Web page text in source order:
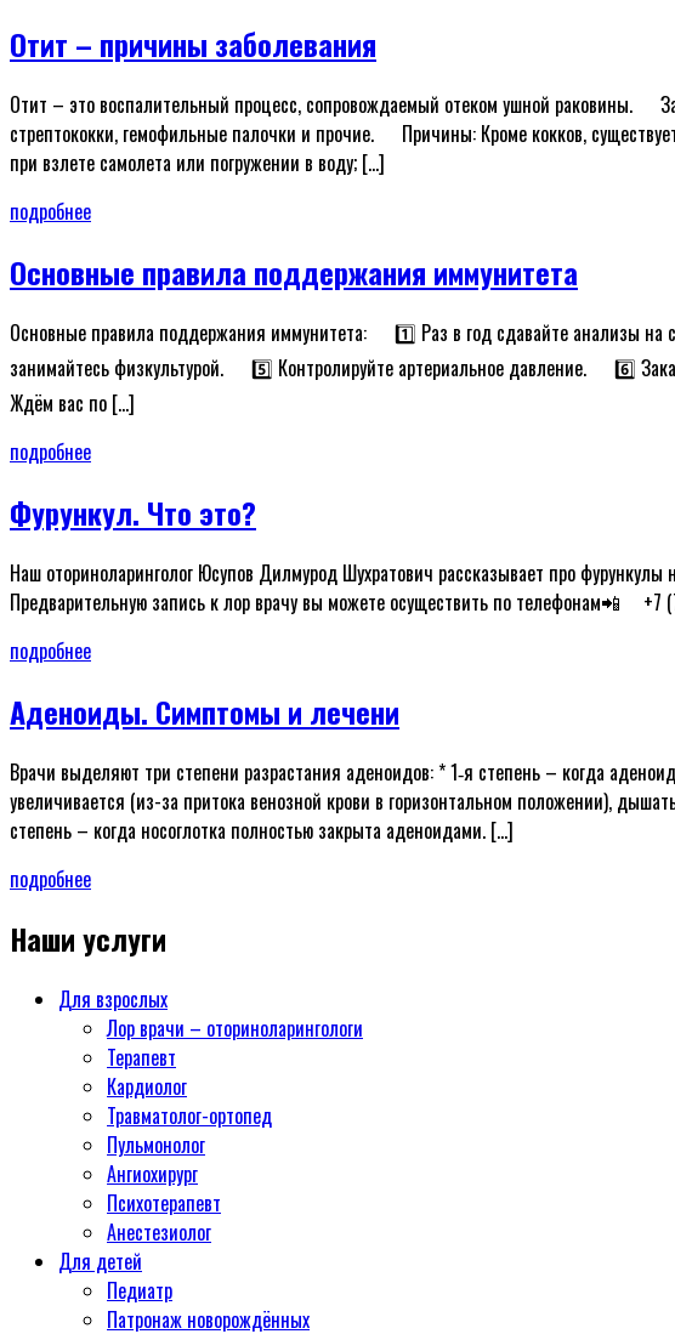
Отит – причины заболевания
Отит – это воспалительный процесс, сопровождаемый отеком ушной раковины. ᅠ
стрептококки, гемофильные палочки и прочие. ᅠ Причины: Кроме кокков,
при взлете самолета или погружении в воду; […]
подробнее
Основные правила поддержания иммунитета
Основные правила поддержания иммунитета: ᅠ 1️⃣ Раз в год сдавайте анализы
занимайтесь физкультурой. ᅠ 5️⃣ Контролируйте артериальное давление. ᅠ 6️⃣
Ждём вас по […]
подробнее
Фурункул. Что это?
Наш оториноларинголог Юсупов Дилмурод Шухратович рассказывает про
Предварительную запись к лор врачу вы можете осуществить по телефонам📲
подробнее
Аденоиды. Симптомы и лечени
Врачи выделяют три степени разрастания аденоидов: * 1‑я степень – когда
увеличивается (из-за притока венозной крови в горизонтальном положении),
степень – когда носоглотка полностью закрыта аденоидами. […]
подробнее
Наши услуги
Для взрослых
Лор врачи – оториноларингологи
Терапевт
Кардиолог
Травматолог-ортопед
Пульмонолог
Ангиохирург
Психотерапевт
Aнестезиолог
Для детей
Педиатр
Патронаж новорождённых